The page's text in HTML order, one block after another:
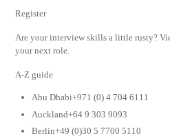
Register
Are your interview skills a little rusty?
your next role.
A-Z guide
Abu Dhabi+971 (0) 4 704 6111
Auckland+64 9 303 9093
Berlin+49 (0)30 5 7700 5110